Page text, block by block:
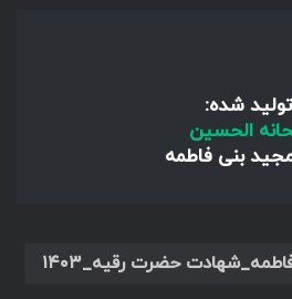
تولید شده:
الحسین
بنی فاطمه
حضرت رقیه_۱۴۰۳